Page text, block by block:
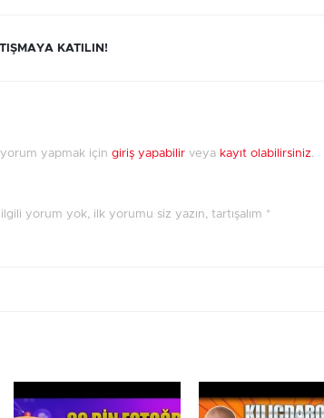
KATILIN!
yorum yapmak için giriş yapabilir veya kayıt olabilirsiniz.
yorum yok, ilk yorumu siz yazın, tartışalım *